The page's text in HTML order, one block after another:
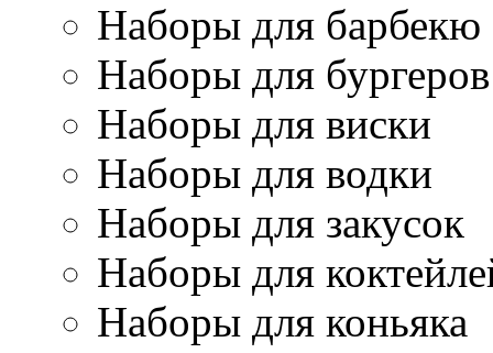
Наборы для барбекю
Наборы для бургеров
Наборы для виски
Наборы для водки
Наборы для закусок
Наборы для
Наборы для коньяка